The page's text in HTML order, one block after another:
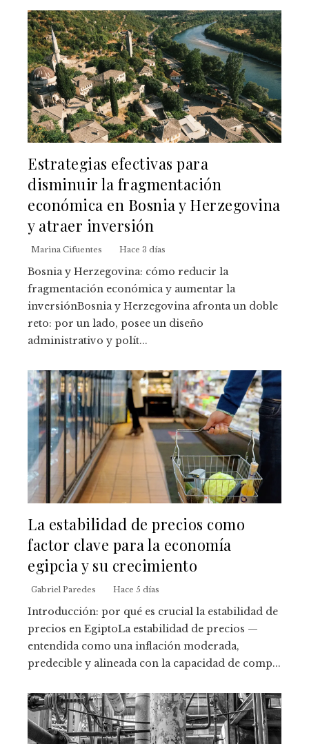
Estrategias efectivas para
disminuir la fragmentación
económica en Bosnia y Herzegovina
y atraer inversión
Marina Cifuentes Hace 3 días
Bosnia y Herzegovina: cómo reducir la
fragmentación económica y aumentar la
inversiónBosnia y Herzegovina afronta un doble
reto: por un lado, posee un diseño
administrativo y polít...
La estabilidad de precios como
factor clave para la economía
egipcia y su crecimiento
Gabriel Paredes Hace 5 días
Introducción: por qué es crucial la estabilidad de
precios en EgiptoLa estabilidad de precios —
entendida como una inflación moderada,
predecible y alineada con la capacidad de comp...